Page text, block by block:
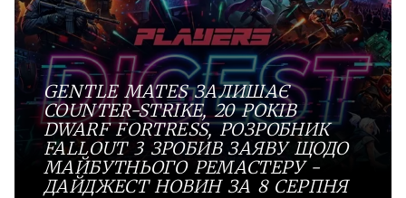
GENTLE MATES ЗАЛИШАЄ
COUNTER-STRIKE, 20 РОКІВ
DWARF FORTRESS, РОЗРОБНИК
FALLOUT 3 ЗРОБИВ ЗАЯВУ ЩОДО
МАЙБУТНЬОГО РЕМАСТЕРУ -
ДАЙДЖЕСТ НОВИН ЗА 8 СЕРПНЯ